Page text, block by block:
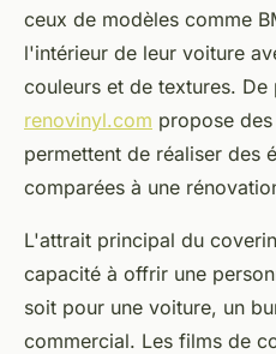
ceux de modèles comme
l'intérieur de leur voiture
couleurs et de textures. De
renovinyl.com propose
permettent de réaliser des
comparées à une
L'attrait principal du
capacité à offrir une
soit pour une voiture, un
commercial. Les films de